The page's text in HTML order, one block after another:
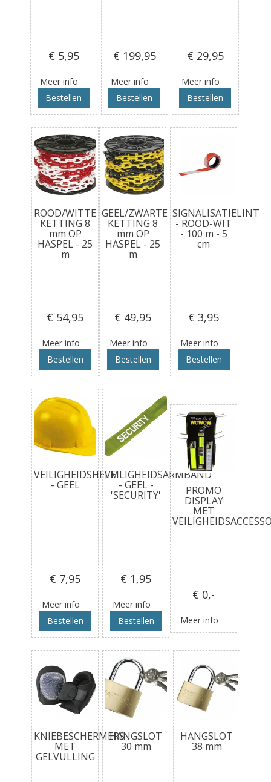
€ 5,95
Meer info
Bestellen
€ 199,95
Meer info
Bestellen
€ 29,95
Meer info
Bestellen
ROOD/WITTE
KETTING 8
mm OP
HASPEL - 25
m
€ 54,95
Meer info
Bestellen
GEEL/ZWARTE
KETTING 8
mm OP
HASPEL - 25
m
€ 49,95
Meer info
Bestellen
SIGNALISATIELINT
- ROOD-WIT
- 100 m - 5
cm
€ 3,95
Meer info
Bestellen
VEILIGHEIDSHELM
- GEEL
€ 7,95
Meer info
Bestellen
VEILIGHEIDSARMBAND
- GEEL -
'SECURITY'
€ 1,95
Meer info
Bestellen
PROMO
DISPLAY
MET
€ 0,-
Meer info
KNIEBESCHERMERS
MET
GELVULLING
HANGSLOT
30 mm
HANGSLOT
38 mm